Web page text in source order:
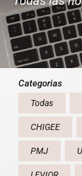
Categorias
Todas
CHIGEE
PMJ